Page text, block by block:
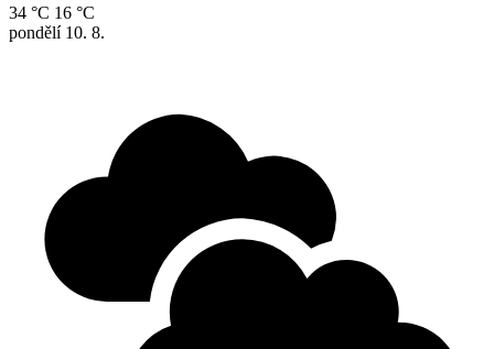
34 °C 16 °C
pondělí 10. 8.